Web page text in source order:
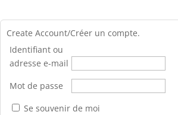
Create Account/Créer un compte.
Identifiant ou
adresse e-mail
Mot de passe
Se souvenir de moi